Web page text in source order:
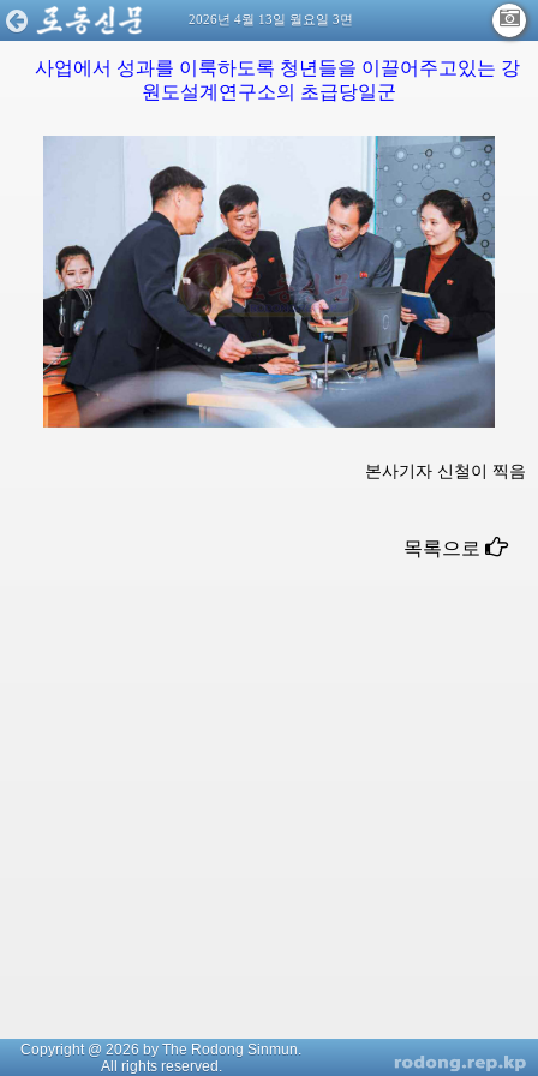
2026년 4월 13일 월요일 3면
사업에서 성과를 이룩하도록 청년들을 이끌어주고있는 강
원도설계연구소의 초급당일군
본사기자 신철이 찍음
목록으로
Copyright @ 2026 by The Rodong Sinmun.
All rights reserved.